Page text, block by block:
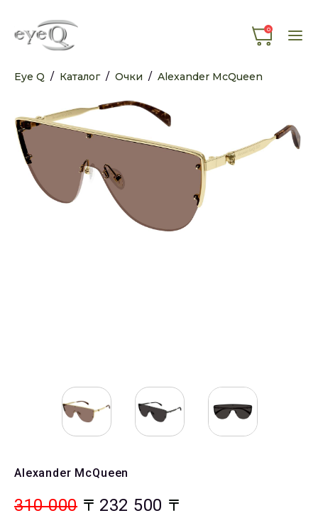
0
Eye Q / Каталог/ Очки / Alexander McQueen
Alexander McQueen
310 000 232 500